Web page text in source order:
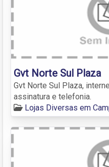
Gvt Norte Sul Plaza
Gvt Norte Sul Plaza,
assinatura e telefonia.
Lojas Diversas em